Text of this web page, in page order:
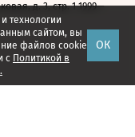
технологии
сайтом, вы
файлов cookie
с Политикой в
ОК
д. 3, стр. 1 1999—